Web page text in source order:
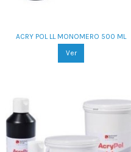
ACRY POL LL MONOMERO 500 ML
Ver